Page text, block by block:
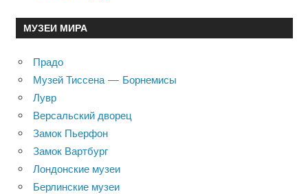
МУЗЕИ МИРА
Прадо
Музей Тиссена — Борнемисы
Лувр
Версальский дворец
Замок Пьерфон
Замок Вартбург
Лондонские музеи
Берлинские музеи